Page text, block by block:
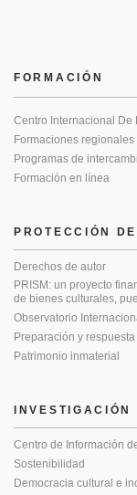
PROTECCIÓN
Derechos de autor
PRISM: un proyecto
de bienes culturales,
Observatorio
Preparación y
Patrimonio inmaterial
FORMACIÓN
Centro Internacional De
Formaciones regionales
Programas de
Formación en línea
Centro de Información
Sostenibilidad
Democracia cultural e